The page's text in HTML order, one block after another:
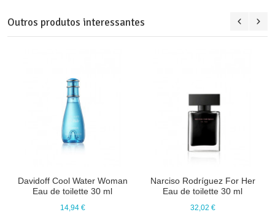
Outros produtos interessantes
Davidoff Cool Water Woman
Eau de toilette 30 ml
14,94 €
Narciso Rodríguez For Her
Eau de toilette 30 ml
32,02 €